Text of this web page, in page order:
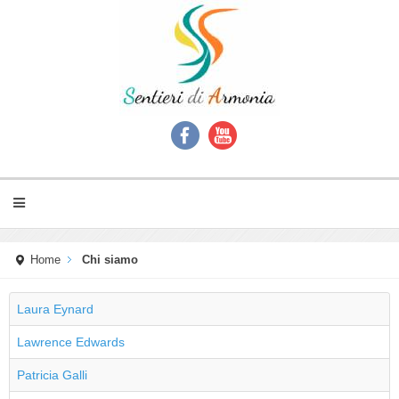
Home Chi siamo
Laura Eynard
Lawrence Edwards
Patricia Galli